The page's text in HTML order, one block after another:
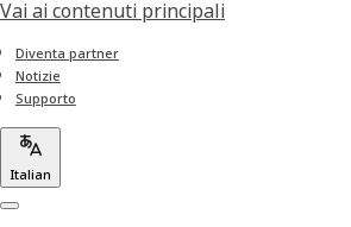
Vai ai contenuti principali
Diventa partner
Notizie
Supporto
Italian
Menu